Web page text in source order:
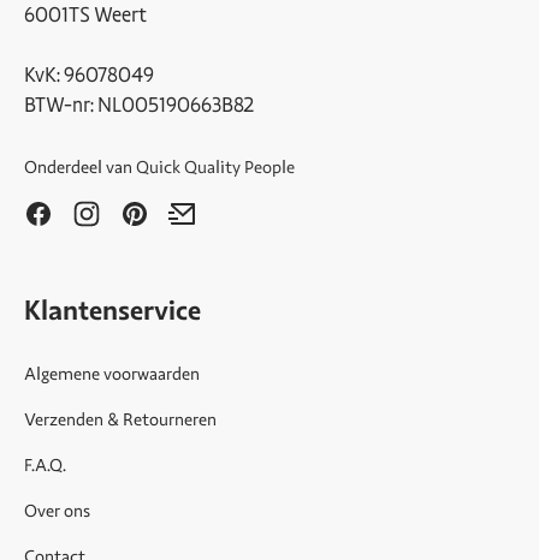
6001TS Weert
KvK: 96078049
BTW-nr: NL005190663B82
Onderdeel van Quick Quality People
Klantenservice
Algemene voorwaarden
Verzenden & Retourneren
F.A.Q.
Over ons